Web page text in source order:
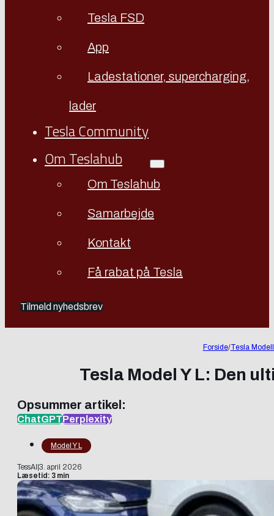
Tesla FSD
App
Ladestationer, supercharging,
lader
Tesla Community
Om Teslahub
Om Teslahub
Samarbejde
Kontakt
Få rabat på Tesla
Tilmeld nyhedsbrev
Forside/Tesla
Tesla Model Y L: Den
Opsummer artikel:
ChatGPTPerplexity
Model Y L
TessAI 3. april 2026
Læsetid: 3 min